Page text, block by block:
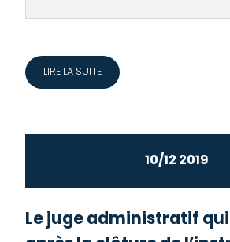
LIRE LA SUITE
10/12 2019
Le juge administratif